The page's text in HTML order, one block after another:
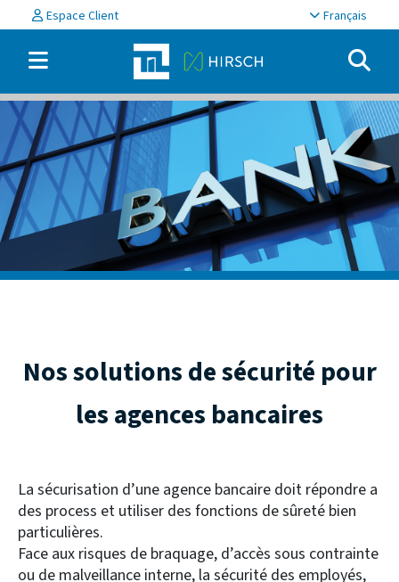
Espace Client Français
Nos solutions de sécurité pour
les agences bancaires
La sécurisation d’une agence bancaire doit répondre a
des process et utiliser des fonctions de sûreté bien
particulières.
Face aux risques de braquage, d’accès sous contrainte
ou de malveillance interne, la sécurité des employés,